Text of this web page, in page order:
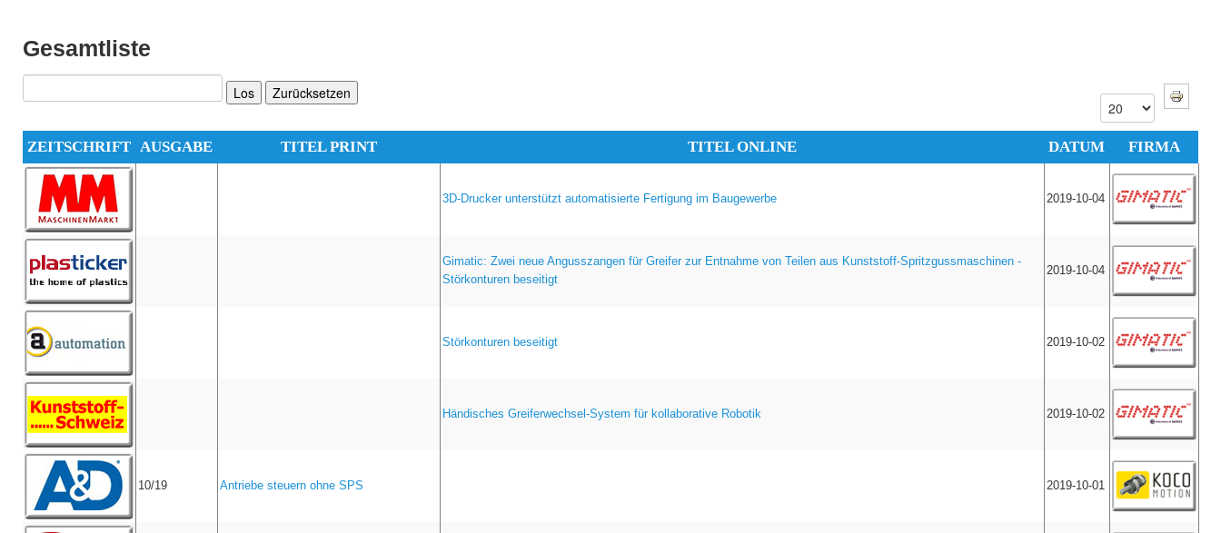
Gesamtliste
Los Zurücksetzen
ZEITSCHRIFT AUSGABE TITEL PRINT TITEL ONLINE DATUM FIRMA
3D-Drucker unterstützt automatisierte Fertigung im Baugewerbe 2019-10-04
Gimatic: Zwei neue Angusszangen für Greifer zur Entnahme von Teilen aus Kunststoff-Spritzgussmaschinen -
Störkonturen beseitigt
2019-10-04
Störkonturen beseitigt 2019-10-02
Händisches Greiferwechsel-System für kollaborative Robotik 2019-10-02
10/19 Antriebe steuern ohne SPS 2019-10-01